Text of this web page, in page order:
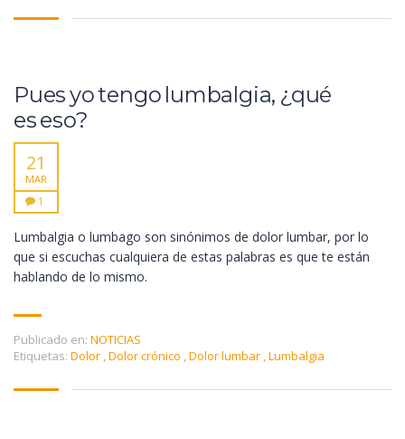
Pues yo tengo lumbalgia, ¿qué
es eso?
21
MAR
1
Lumbalgia o lumbago son sinónimos de dolor lumbar, por lo
que si escuchas cualquiera de estas palabras es que te están
hablando de lo mismo.
Publicado en: NOTICIAS
Etiquetas: Dolor ,Dolor crónico ,Dolor lumbar ,Lumbalgia